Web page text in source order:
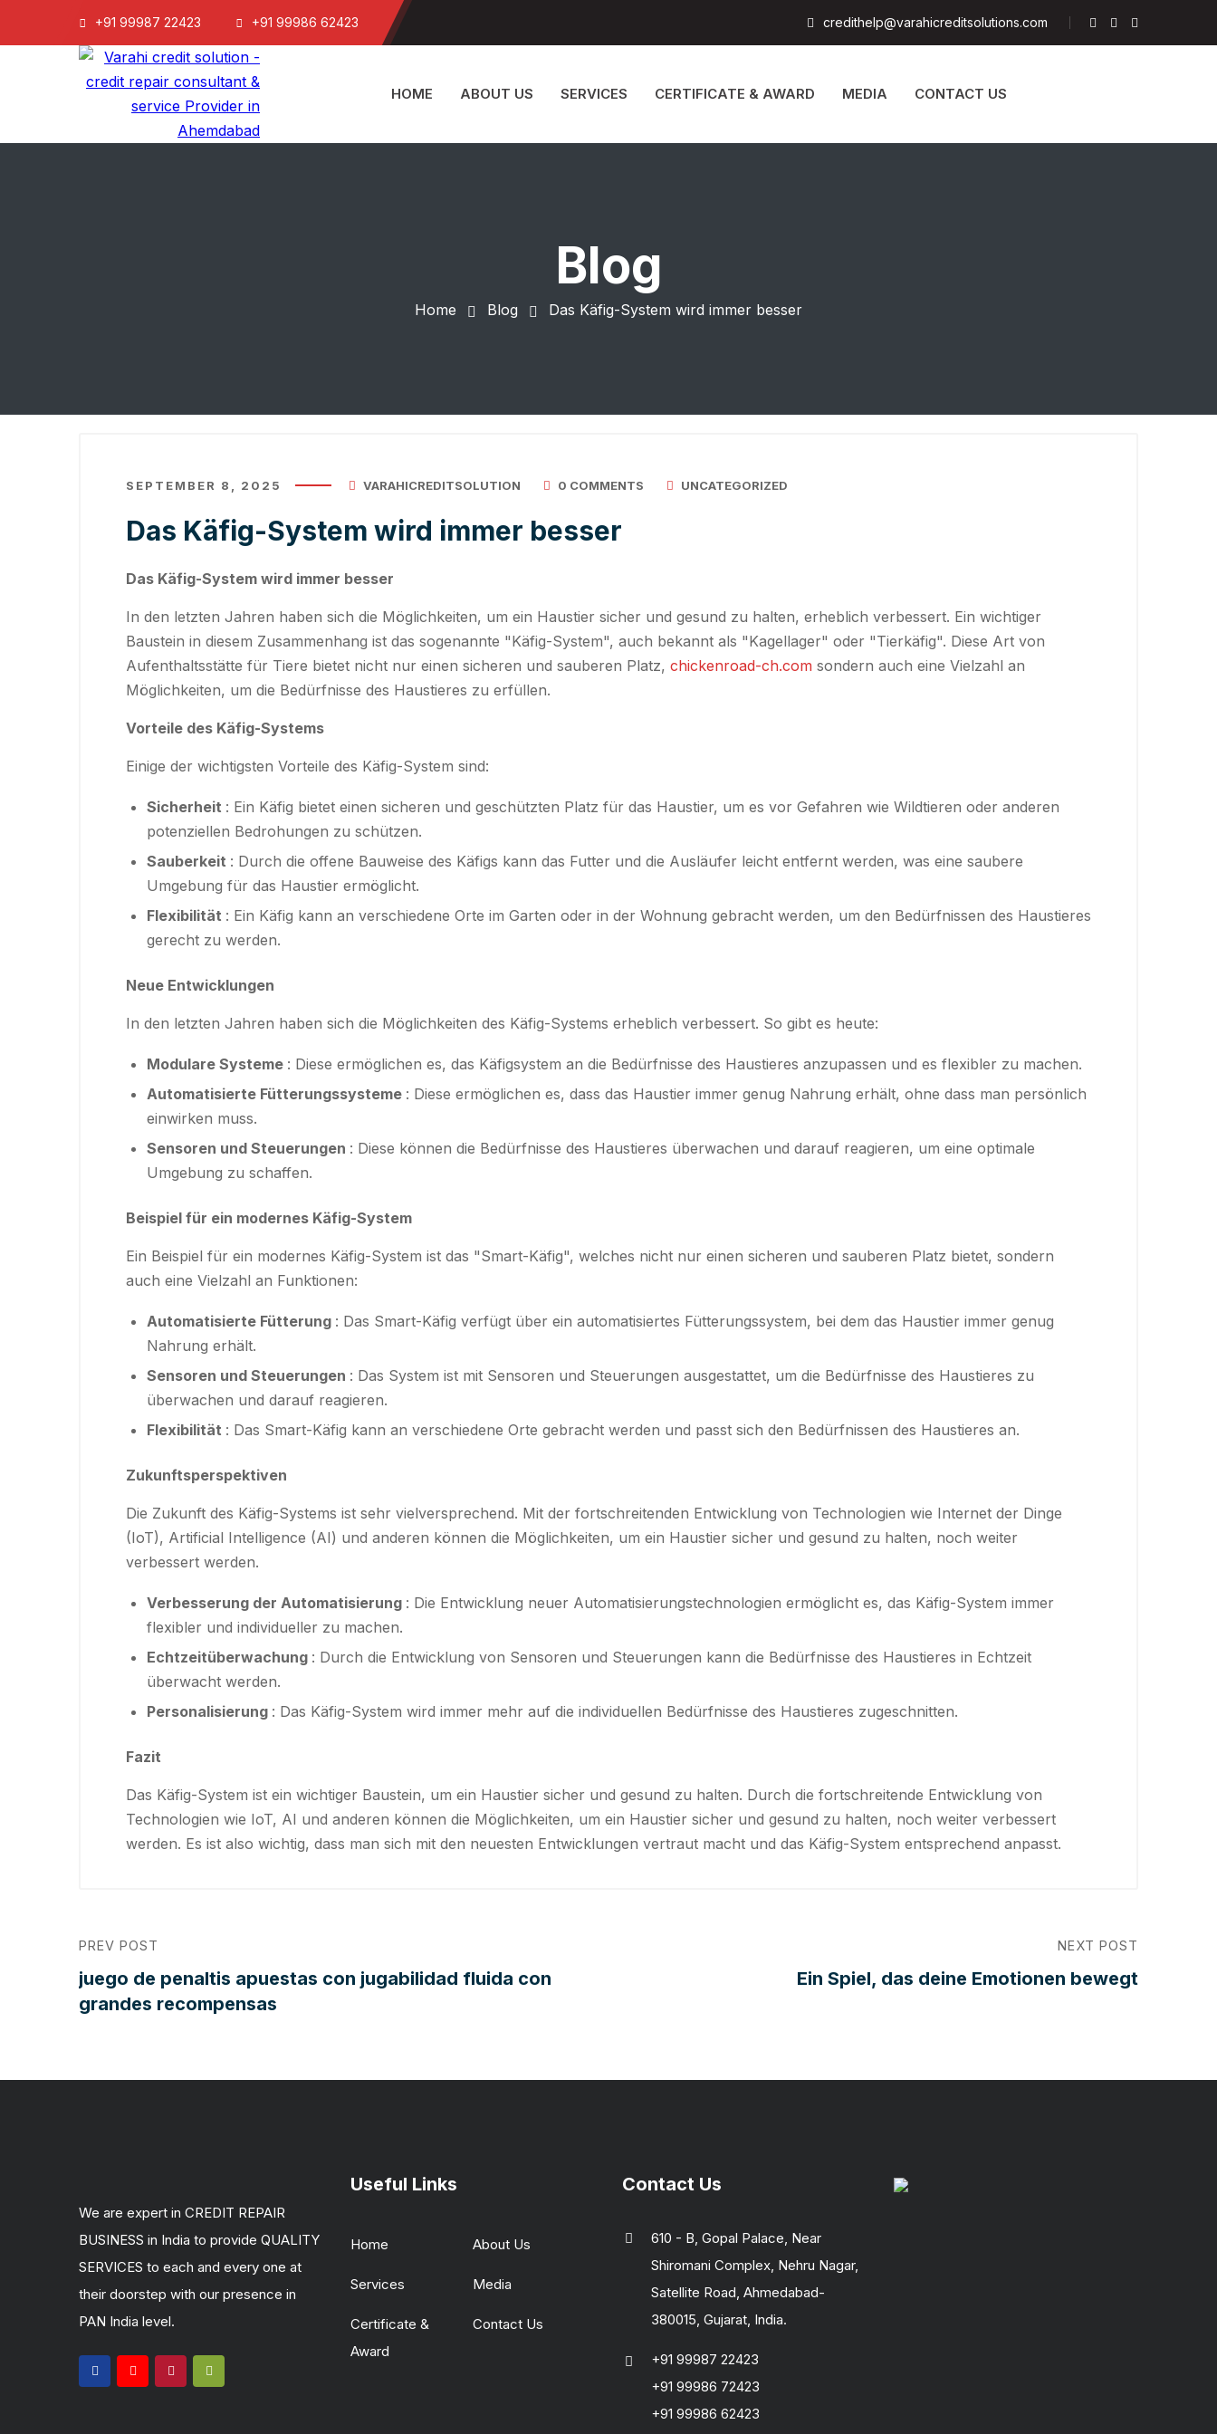
+91 99987 22423 +91 99986 62423 credithelp@varahicreditsolutions.com
HOME ABOUT US SERVICES CERTIFICATE & AWARD MEDIA CONTACT US
Blog
Home Blog Das Käfig-System wird immer besser
SEPTEMBER 8, 2025 VARAHICREDITSOLUTION 0 COMMENTS UNCATEGORIZED
Das Käfig-System wird immer besser
Das Käfig-System wird immer besser
In den letzten Jahren haben sich die Möglichkeiten, um ein Haustier sicher und gesund zu halten, erheblich verbessert. Ein wichtiger
Baustein in diesem Zusammenhang ist das sogenannte "Käfig-System", auch bekannt als "Kagellager" oder "Tierkäfig". Diese Art von
Aufenthaltsstätte für Tiere bietet nicht nur einen sicheren und sauberen Platz, chickenroad-ch.com sondern auch eine Vielzahl an
Möglichkeiten, um die Bedürfnisse des Haustieres zu erfüllen.
Vorteile des Käfig-Systems
Einige der wichtigsten Vorteile des Käfig-System sind:
Sicherheit : Ein Käfig bietet einen sicheren und geschützten Platz für das Haustier, um es vor Gefahren wie Wildtieren oder anderen
potenziellen Bedrohungen zu schützen.
Sauberkeit : Durch die offene Bauweise des Käfigs kann das Futter und die Ausläufer leicht entfernt werden, was eine saubere
Umgebung für das Haustier ermöglicht.
Flexibilität : Ein Käfig kann an verschiedene Orte im Garten oder in der Wohnung gebracht werden, um den Bedürfnissen des Haustieres
gerecht zu werden.
Neue Entwicklungen
In den letzten Jahren haben sich die Möglichkeiten des Käfig-Systems erheblich verbessert. So gibt es heute:
Modulare Systeme : Diese ermöglichen es, das Käfigsystem an die Bedürfnisse des Haustieres anzupassen und es flexibler zu machen.
Automatisierte Fütterungssysteme : Diese ermöglichen es, dass das Haustier immer genug Nahrung erhält, ohne dass man persönlich
einwirken muss.
Sensoren und Steuerungen : Diese können die Bedürfnisse des Haustieres überwachen und darauf reagieren, um eine optimale
Umgebung zu schaffen.
Beispiel für ein modernes Käfig-System
Ein Beispiel für ein modernes Käfig-System ist das "Smart-Käfig", welches nicht nur einen sicheren und sauberen Platz bietet, sondern
auch eine Vielzahl an Funktionen:
Automatisierte Fütterung : Das Smart-Käfig verfügt über ein automatisiertes Fütterungssystem, bei dem das Haustier immer genug
Nahrung erhält.
Sensoren und Steuerungen : Das System ist mit Sensoren und Steuerungen ausgestattet, um die Bedürfnisse des Haustieres zu
überwachen und darauf reagieren.
Flexibilität : Das Smart-Käfig kann an verschiedene Orte gebracht werden und passt sich den Bedürfnissen des Haustieres an.
Zukunftsperspektiven
Die Zukunft des Käfig-Systems ist sehr vielversprechend. Mit der fortschreitenden Entwicklung von Technologien wie Internet der Dinge
(IoT), Artificial Intelligence (AI) und anderen können die Möglichkeiten, um ein Haustier sicher und gesund zu halten, noch weiter
verbessert werden.
Verbesserung der Automatisierung : Die Entwicklung neuer Automatisierungstechnologien ermöglicht es, das Käfig-System immer
flexibler und individueller zu machen.
Echtzeitüberwachung : Durch die Entwicklung von Sensoren und Steuerungen kann die Bedürfnisse des Haustieres in Echtzeit
überwacht werden.
Personalisierung : Das Käfig-System wird immer mehr auf die individuellen Bedürfnisse des Haustieres zugeschnitten.
Fazit
Das Käfig-System ist ein wichtiger Baustein, um ein Haustier sicher und gesund zu halten. Durch die fortschreitende Entwicklung von
Technologien wie IoT, AI und anderen können die Möglichkeiten, um ein Haustier sicher und gesund zu halten, noch weiter verbessert
werden. Es ist also wichtig, dass man sich mit den neuesten Entwicklungen vertraut macht und das Käfig-System entsprechend anpasst.
PREV POST
juego de penaltis apuestas con jugabilidad fluida con
grandes recompensas
NEXT POST
Ein Spiel, das deine Emotionen bewegt
We are expert in CREDIT REPAIR
BUSINESS in India to provide QUALITY
SERVICES to each and every one at
their doorstep with our presence in
PAN India level.
Useful Links
Home About Us
Services Media
Certificate &
Award
Contact Us
Contact Us
610 - B, Gopal Palace, Near
Shiromani Complex, Nehru Nagar,
Satellite Road, Ahmedabad-
380015, Gujarat, India.
+91 99987 22423
+91 99986 72423
+91 99986 62423